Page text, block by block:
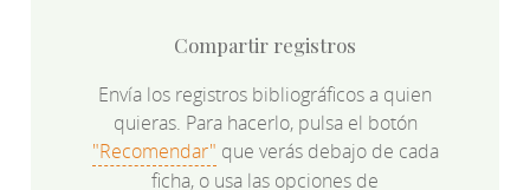
Compartir registros
Envía los registros bibliográficos a quien
quieras. Para hacerlo, pulsa el botón
"Recomendar" que verás debajo de cada
ficha, o usa las opciones de